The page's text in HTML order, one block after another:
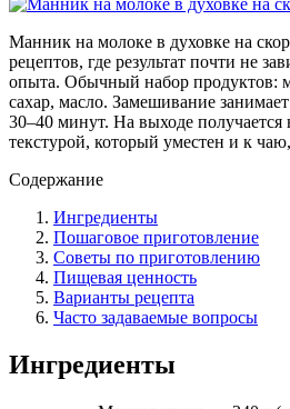
Манник на молоке в духовке на
рецептов, где результат почти не
опыта. Обычный набор продуктов:
сахар, масло. Замешивание
30–40 минут. На выходе
текстурой, который уместен и к
Содержание
Ингредиенты
Пошаговое приготовление
Советы по приготовлению
Пищевая ценность
Варианты рецепта
Часто задаваемые вопросы
Ингредиенты